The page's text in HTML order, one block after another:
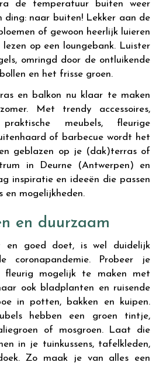
de temperatuur buiten weer
ding: naar buiten! Lekker aan de
of gewoon heerlijk luieren
op een loungebank. Luister
omringd door de ontluikende
en het frisse groen.
en balkon nu klaar te maken
Met trendy accessoires,
meubels, fleurige
of barbecue wordt het
geblazen op je (dak)terras of
in Deurne (Antwerpen) en
inspiratie en ideeën die passen
en mogelijkheden.
en duurzaam
en goed doet, is wel duidelijk
coronapandemie. Probeer je
mogelijk te maken met
ook bladplanten en ruisende
in potten, bakken en kuipen.
hebben een groen tintje,
of mosgroen. Laat die
in je tuinkussens, tafelkleden,
Zo maak je van alles een